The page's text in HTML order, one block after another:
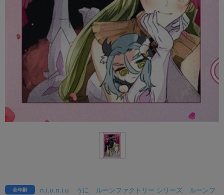
n.i.u.n.i.u うに ルーンファクトリー シリーズ
ルーンフ
全年齢